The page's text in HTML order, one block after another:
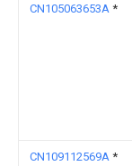
CN105063653A *
CN109112569A *